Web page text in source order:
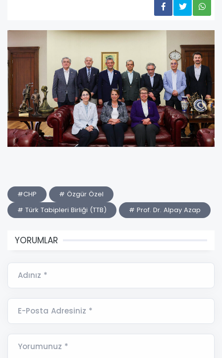
#CHP
# Özgür Özel
# Türk Tabipleri Birliği (TTB)
# Prof. Dr. Alpay Azap
YORUMLAR
Adınız *
E-Posta Adresiniz *
Yorumunuz *